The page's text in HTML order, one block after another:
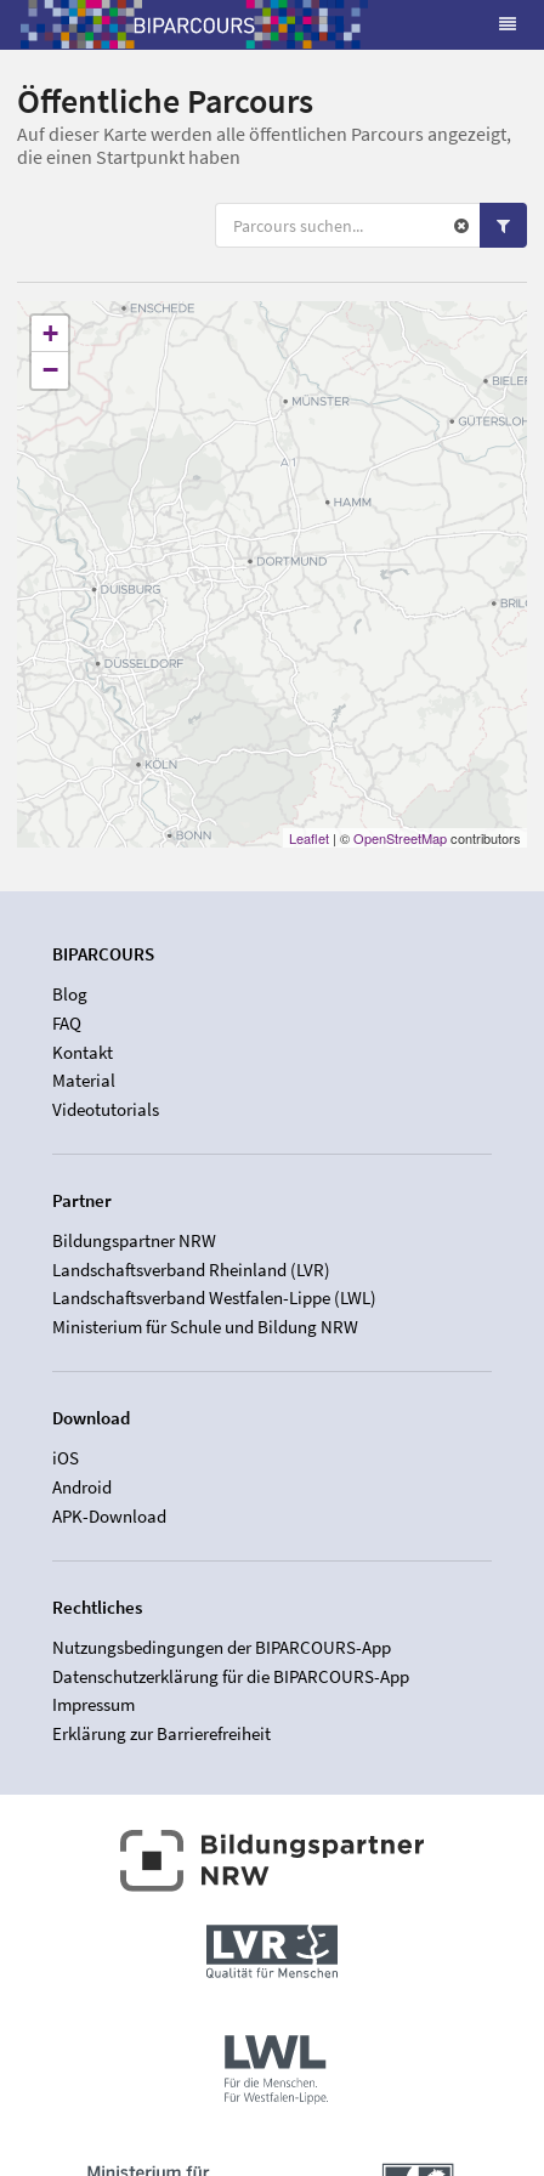
Öffentliche Parcours
Auf dieser Karte werden alle öffentlichen Parcours angezeigt,
die einen Startpunkt haben
+
−
Leaflet | ©OpenStreetMapcontributors
BIPARCOURS
Blog
FAQ
Kontakt
Material
Videotutorials
Partner
Bildungspartner NRW
Landschaftsverband Rheinland (LVR)
Landschaftsverband Westfalen-Lippe (LWL)
Ministerium für Schule und Bildung NRW
Download
iOS
Android
APK-Download
Rechtliches
Nutzungsbedingungen der BIPARCOURS-App
Datenschutzerklärung für die BIPARCOURS-App
Impressum
Erklärung zur Barrierefreiheit